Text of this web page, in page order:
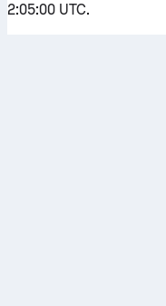
2:05:00 UTC.